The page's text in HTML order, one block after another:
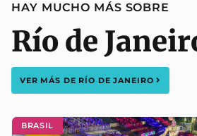
HAY MUCHO MÁS SOBRE
Río de
VER MÁS DE RÍO DE JANEIRO
BRASIL